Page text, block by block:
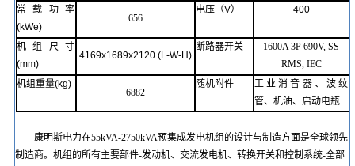
常载 功率
(kWe)
656
电压（V） 400
机组尺寸
(mm)
4169x1689x2120 (L-W-H)
断路器开关
1600A 3P 690V, SS
RMS, IEC
机组重量(kg)
6882
随机附件
工业消音器、波纹
管、机油、启动电瓶
康明斯电力在55kVA-2750kVA预集成发电机组的设计与制造方面是全球领先
制造商。机组的所有主要部件-发动机、交流发电机、转换开关和控制系统-全部